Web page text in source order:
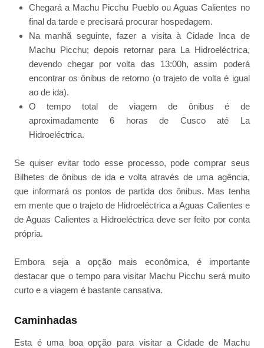
Chegará a Machu Picchu Pueblo ou Aguas Calientes no
final da tarde e precisará procurar hospedagem.
Na manhã seguinte, fazer a visita à Cidade Inca de
Machu Picchu; depois retornar para La Hidroeléctrica,
devendo chegar por volta das 13:00h, assim poderá
encontrar os ônibus de retorno (o trajeto de volta é igual
ao de ida).
O tempo total de viagem de ônibus é de
aproximadamente 6 horas de Cusco até La
Hidroeléctrica.
Se quiser evitar todo esse processo, pode comprar seus
Bilhetes de ônibus de ida e volta através de uma agência,
que informará os pontos de partida dos ônibus. Mas tenha
em mente que o trajeto de Hidroeléctrica a Aguas Calientes e
de Aguas Calientes a Hidroeléctrica deve ser feito por conta
própria.
Embora seja a opção mais econômica, é importante
destacar que o tempo para visitar Machu Picchu será muito
curto e a viagem é bastante cansativa.
Caminhadas
Esta é uma boa opção para visitar a Cidade de Machu